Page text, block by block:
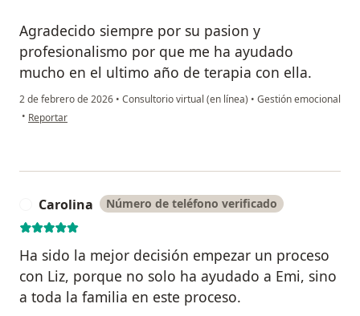
Agradecido siempre por su pasion y
profesionalismo por que me ha ayudado
mucho en el ultimo año de terapia con ella.
2 de febrero de 2026 • Consultorio virtual (en línea) • Gestión emocional
• en opinión del usuario Fabian C
Reportar
Carolina Número de teléfono verificado
Ha sido la mejor decisión empezar un proceso
con Liz, porque no solo ha ayudado a Emi, sino
a toda la familia en este proceso.